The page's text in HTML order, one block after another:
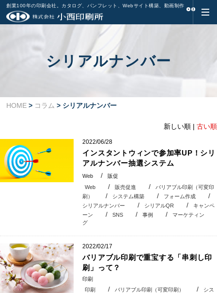
創業100年の印刷会社。カタログ、パンフレット、Webサイト構築、動画制作
シリアルナンバー
HOME > コラム > シリアルナンバー
新しい順 | 古い順
2022/06/28
インスタントウィンで参加率UP！シリ
アルナンバー抽選システム
Web
販促
Web
販売促進
バリアブル印刷（可変印
刷）
システム構築
フォーム作成
シリアルナンバー
シリアルQR
キャンペ
ーン
SNS 事例
マーケティン
グ
2022/02/17
バリアブル印刷で重宝する「串刺し印
刷」って？
印刷
印刷
バリアブル印刷（可変印刷）
シス